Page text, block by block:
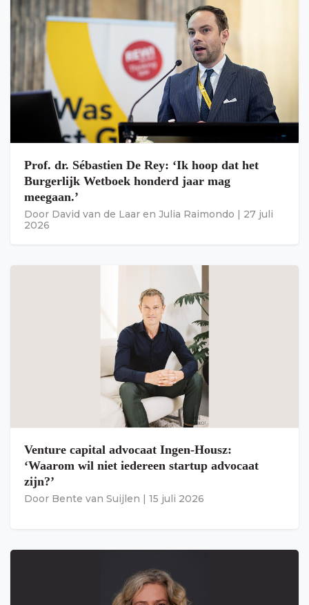
Prof. dr. Sébastien De Rey: ‘Ik hoop dat het
Burgerlijk Wetboek honderd jaar mag
meegaan.’
Door David van de Laar en Julia Raimondo | 27 juli
2026
Venture capital advocaat Ingen-Housz:
‘Waarom wil niet iedereen startup advocaat
zijn?’
Door Bente van Suijlen | 15 juli 2026